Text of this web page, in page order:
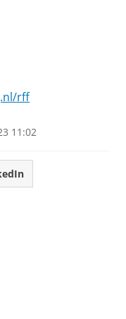
rff
11:02